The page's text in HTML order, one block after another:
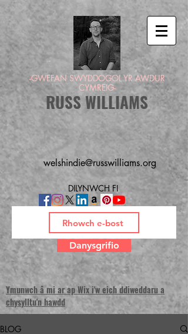
-GWEFAN SWYDDOGOL YR AWDUR
CYMREIG-
RUSS WILLIAMS
welshindie@russwilliams.org
DILYNWCH FI
Danysgrifio
Ymunwch â mi ar ap Wix i'w eich ddiweddaru a
chysylltu'n hawdd
BLOG